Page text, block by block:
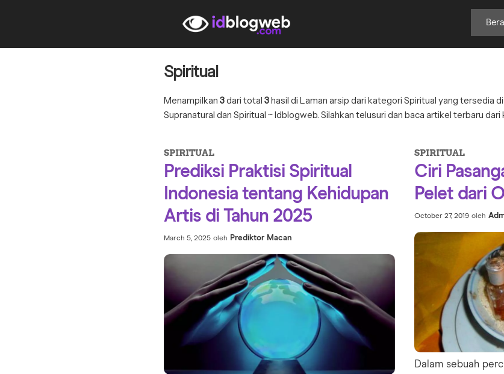
Spiritual
Menampilkan 3dari total 3hasil di Laman arsip dari kategori Spiritual yang tersedia
Supranatural dan Spiritual ~ Idblogweb. Silahkan telusuri dan baca artikel terbaru dari
SPIRITUAL
Prediksi Praktisi Spiritual
Indonesia tentang Kehidupan
Artis di Tahun 2025
March 5, 2025 oleh Prediktor Macan
SPIRITUAL
Ciri
Pelet dari
October 27, 2019 oleh
Dalam sebuah